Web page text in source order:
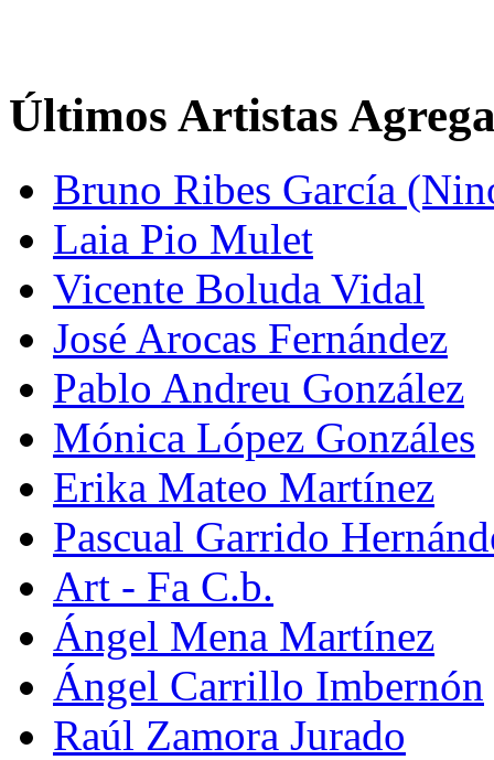
Últimos Artistas
Bruno Ribes García
Laia Pio Mulet
Vicente Boluda Vidal
José Arocas Fernández
Pablo Andreu González
Mónica López Gonzáles
Erika Mateo Martínez
Pascual Garrido
Art - Fa C.b.
Ángel Mena Martínez
Ángel Carrillo Imbernón
Raúl Zamora Jurado